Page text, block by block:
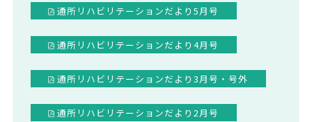
通所リハビリテーションだより5月号
通所リハビリテーションだより4月号
通所リハビリテーションだより3月号・号外
通所リハビリテーションだより2月号